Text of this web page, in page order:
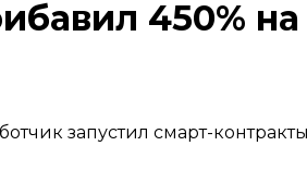
450%
запустил смарт-